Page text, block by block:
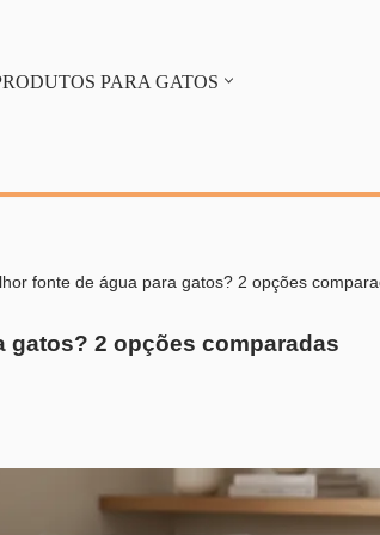
PARA GATOS
fonte de água para gatos? 2 opções
gatos? 2 opções comparadas